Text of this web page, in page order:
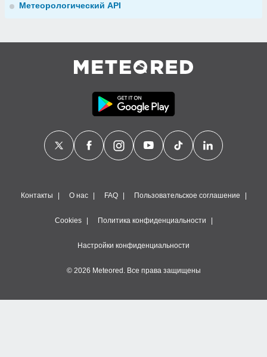
Метеорологический API
Контакты О нас FAQ Пользовательское соглашение
Cookies Политика конфиденциальности
Настройки конфиденциальности
© 2026 Meteored. Все права защищены